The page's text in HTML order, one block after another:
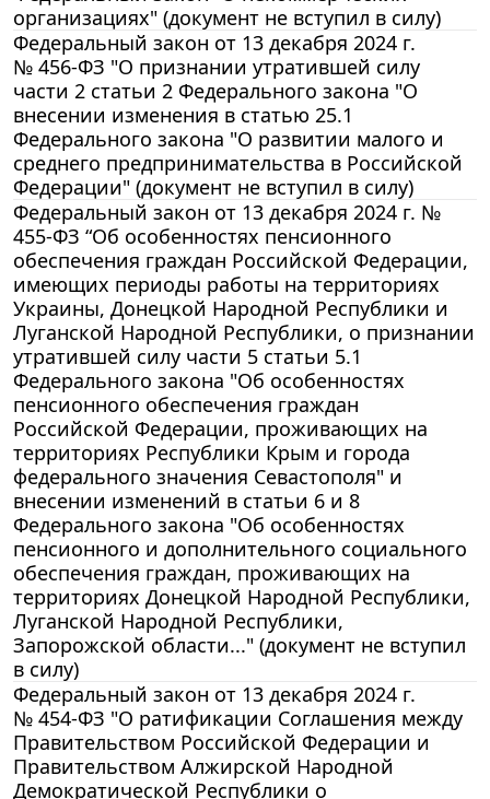
организациях" (документ не вступил в силу)
Федеральный закон от 13 декабря 2024 г.
№ 456-ФЗ "О признании утратившей силу
части 2 статьи 2 Федерального закона "О
внесении изменения в статью 25.1
Федерального закона "О развитии малого и
среднего предпринимательства в Российской
Федерации" (документ не вступил в силу)
Федеральный закон от 13 декабря 2024 г. №
455-ФЗ “Об особенностях пенсионного
обеспечения граждан Российской Федерации,
имеющих периоды работы на территориях
Украины, Донецкой Народной Республики и
Луганской Народной Республики, о признании
утратившей силу части 5 статьи 5.1
Федерального закона "Об особенностях
пенсионного обеспечения граждан
Российской Федерации, проживающих на
территориях Республики Крым и города
федерального значения Севастополя" и
внесении изменений в статьи 6 и 8
Федерального закона "Об особенностях
пенсионного и дополнительного социального
обеспечения граждан, проживающих на
территориях Донецкой Народной Республики,
Луганской Народной Республики,
Запорожской области..." (документ не вступил
в силу)
Федеральный закон от 13 декабря 2024 г.
№ 454-ФЗ "О ратификации Соглашения между
Правительством Российской Федерации и
Правительством Алжирской Народной
Демократической Республики о